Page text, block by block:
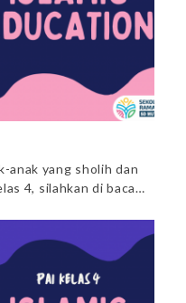
anak yang sholih dan
4, silahkan di baca…